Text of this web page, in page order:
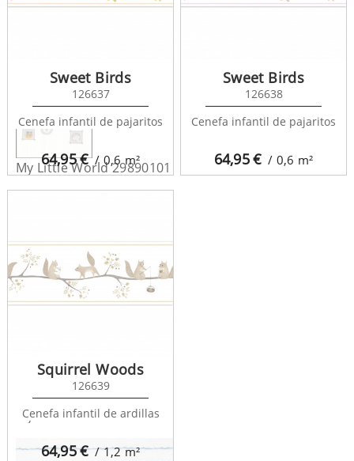
My Little World 29890101
My Little World 29896700
64,95€ / 0,6m²
Sweet Birds
126637
Cenefa infantil de pajaritos
64,95€ / 0,6 m²
Sweet Birds
126638
Cenefa infantil de pajaritos
64,95€ / 1,2m²
Squirrel Woods
126639
Cenefa infantil de ardillas